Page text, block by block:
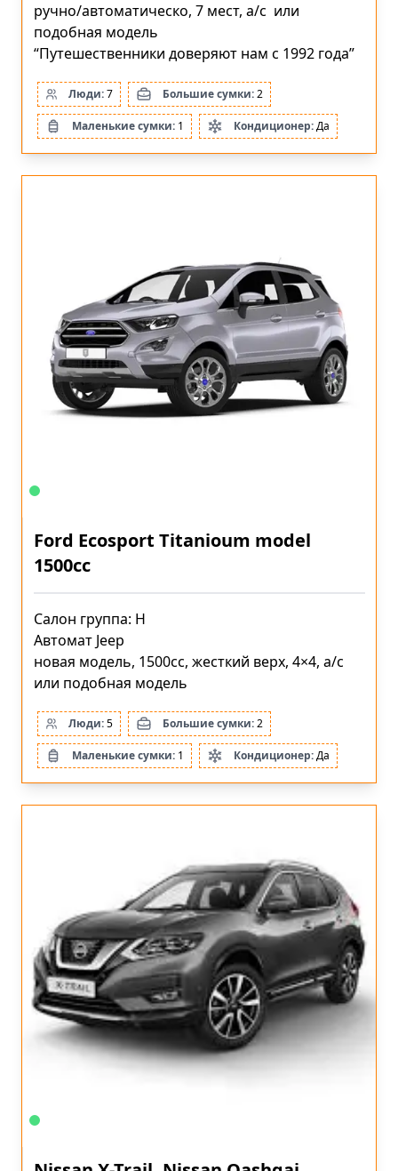
ручно/автоматическо, 7 мест, a/c или
подобная модель
“Путешественники доверяют нам с 1992 года”
Люди:7 Большие сумки:2
Маленькие сумки: 1 Кондиционер:Да
Ford Ecosport Titanioum model
1500cc
Салон группа: H
Автомат Jeep
новая модель, 1500cc, жесткий верх, 4×4, a/c
или подобная модель
Люди:5 Большие сумки:2
Маленькие сумки: 1 Кондиционер:Да